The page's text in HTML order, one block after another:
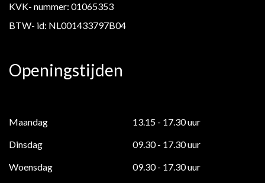
KVK- nummer: 01065353
BTW- id: NL001433797B04
Openingstijden
Maandag
13.15 - 17.30 uur
Dinsdag
09.30 - 17.30 uur
Woensdag
09.30 - 17.30 uur